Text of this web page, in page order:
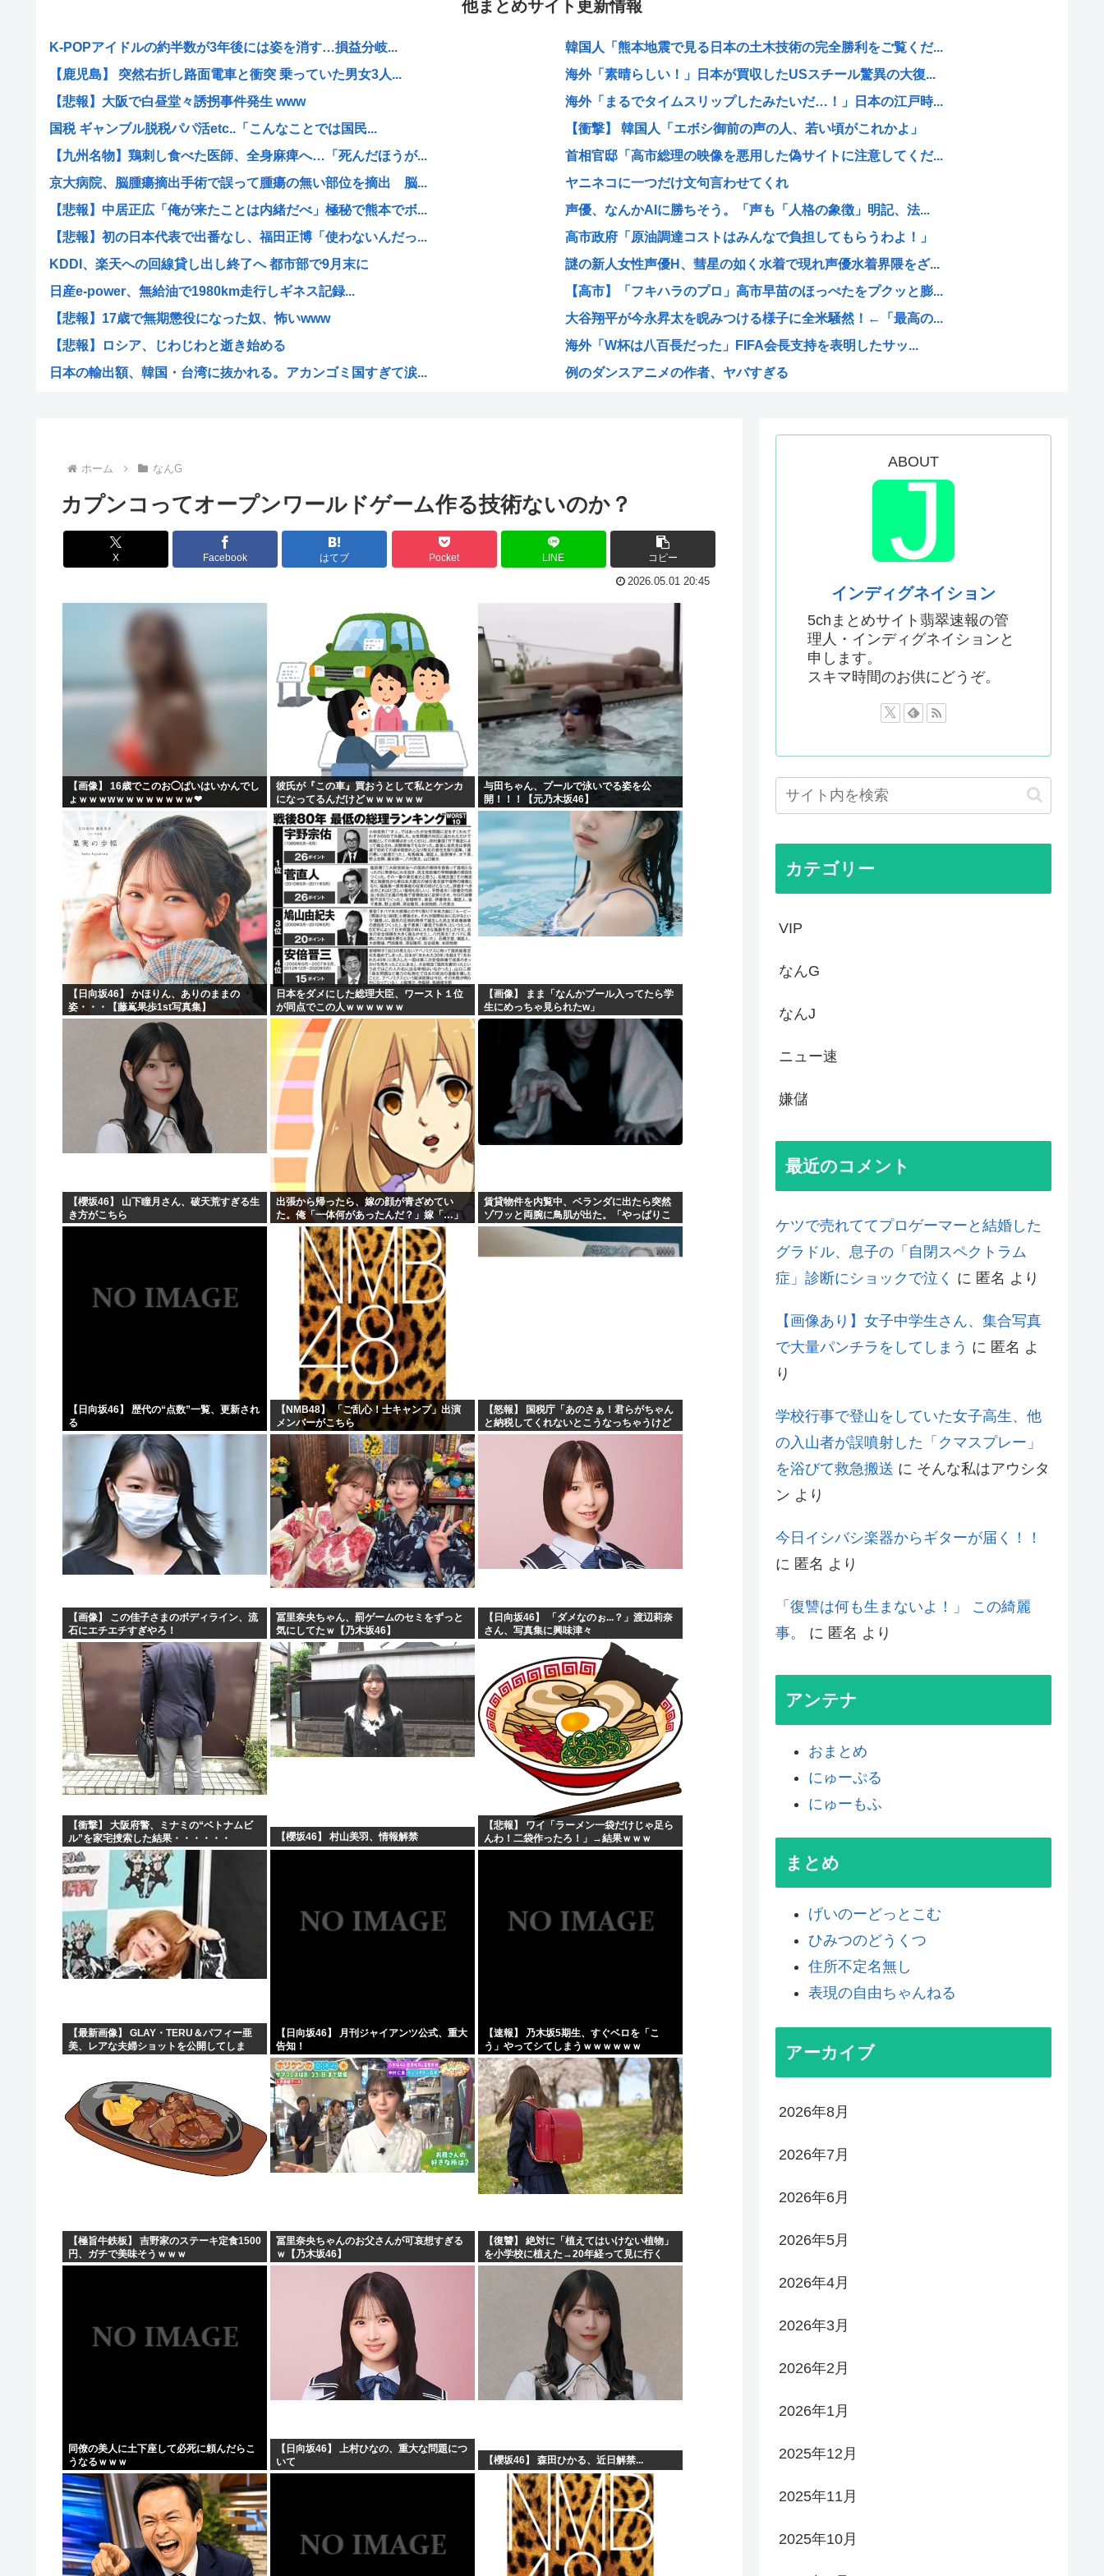
他まとめサイト更新情報
K-POPアイドルの約半数が3年後には姿を消す…損益分岐...
【鹿児島】 突然右折し路面電車と衝突 乗っていた男女3人...
【悲報】大阪で白昼堂々誘拐事件発生 www
国税 ギャンブル脱税パパ活etc..「こんなことでは国民...
【九州名物】鶏刺し食べた医師、全身麻痺へ…「死んだほうが...
京大病院、脳腫瘍摘出手術で誤って腫瘍の無い部位を摘出 脳...
【悲報】中居正広「俺が来たことは内緒だべ」極秘で熊本でボ...
【悲報】初の日本代表で出番なし、福田正博「使わないんだっ...
KDDI、楽天への回線貸し出し終了へ 都市部で9月末に
日産e-power、無給油で1980km走行しギネス記録...
【悲報】17歳で無期懲役になった奴、怖いwww
【悲報】ロシア、じわじわと逝き始める
日本の輸出額、韓国・台湾に抜かれる。アカンゴミ国すぎて涙...
【悲報】「米軍を粉砕しろ！」在韓米軍基地に突入した韓国学...
税務署員1億円超脱税疑い 詐取金で競艇か、国税当局
【動画あり】ミスイタリア地方予選、黒人女性が優勝し炎上
ショートスリーパーさん「寝たほうがいいのでは？」にブチギ...
トッモ「ワイ5年かけて500万貯めてん、これで焼き鳥屋や...
理容室経営て今から難しい？収入や資金、集客はどれくらい必...
高市早苗の消費税減税、93%が「賛成」www
首相官邸、"映え"を意識した高市首相熊本訪問の感動BGM...
【画像】女子高生さん、男に抱かれまくった結果www
【動画】 広島記念公園を追い出された左翼さん、流石にキモ...
【批判】ラノベ作家（52）「新作ラブコメ書いたぞ！ｗ」X...
落合博満の晩年の成績(1991-1998)、ギリ擁護でき...
韓国人「熊本地震で見る日本の土木技術の完全勝利をご覧くだ...
海外「素晴らしい！」日本が買収したUSスチール驚異の大復...
海外「まるでタイムスリップしたみたいだ…！」日本の江戸時...
【衝撃】 韓国人「エボシ御前の声の人、若い頃がこれかよ」
首相官邸「高市総理の映像を悪用した偽サイトに注意してくだ...
ヤニネコに一つだけ文句言わせてくれ
声優、なんかAIに勝ちそう。「声も「人格の象徴」明記、法...
高市政府「原油調達コストはみんなで負担してもらうわよ！」
謎の新人女性声優H、彗星の如く水着で現れ声優水着界隈をざ...
【高市】「フキハラのプロ」高市早苗のほっぺたをプクッと膨...
大谷翔平が今永昇太を睨みつける様子に全米騒然！←「最高の...
海外「W杯は八百長だった」FIFA会長支持を表明したサッ...
例のダンスアニメの作者、ヤバすぎる
国家情報局のスパイ通報フォーム、マイクロソフト365だっ...
ちいかわのモモンガ、逝きそう
韓国人「韓国に10年間の出場権剥奪や過去ワールドカップ、...
高市首相、出張マッサージへ
アキバ冥途戦争とかいうアニメwww
【高市】ゴラム(56歳)、女子中学生をナイフで脅し性的暴...
5ちゃんのどこでもいいけど、日本人の税金使って日本人批判...
海外「あるある！」日本を旅行した外国人が患う新たな症状「...
韓国が独自開発したと自慢する甘いトマト、実はそこら辺のト...
埼玉川越に突如として「モスク」が自生 外国人「自分たちは...
はっきり言う、プリキュア見た事ない
自民党、古謝玄太の推薦を決定 沖縄県知事選
【映画悲報】日本(ジャップ)の映画界、完全に終わる…現代...
ホーム なんG
カプンコってオープンワールドゲーム作る技術ないのか？
X Facebook はてブ Pocket LINE コピー
2026.05.01 20:45
【画像】 16歳でこのお◯ぱいはいかんでし
ょｗｗｗwｗｗｗｗｗｗｗｗ❤
彼氏が『この車』買おうとして私とケンカ
になってるんだけどｗｗｗｗｗｗ
与田ちゃん、プールで泳いでる姿を公
開！！！【元乃木坂46】
【日向坂46】 かほりん、ありのままの
姿・・・【藤嶌果歩1st写真集】
日本をダメにした総理大臣、ワースト１位
が同点でこの人ｗｗｗｗｗｗ
【画像】 まま「なんかプール入ってたら学
生にめっちゃ見られたw」
【櫻坂46】 山下瞳月さん、破天荒すぎる生
き方がこちら
出張から帰ったら、嫁の顔が青ざめてい
た。俺「一体何があったんだ？」嫁「…」
→子供たちに話を聞くと…
賃貸物件を内覧中、ベランダに出たら突然
ゾワッと両腕に鳥肌が出た。「やっぱりこ
の部屋嫌だ」と思った瞬間、体が前にドン
ッと突き飛ばされて…
【日向坂46】 歴代の“点数”一覧、更新され
る
【NMB48】 「ご乱心！士キャンプ」出演
メンバーがこちら
【怒報】 国税庁「あのさぁ！君らがちゃん
と納税してくれないとこうなっちゃうけど
どうする？！」←これw w w w w w w w
【画像】 この佳子さまのボディライン、流
石にエチエチすぎやろ！
冨里奈央ちゃん、罰ゲームのセミをずっと
気にしてたｗ【乃木坂46】
【日向坂46】 「ダメなのぉ...？」渡辺莉奈
さん、写真集に興味津々
【衝撃】 大阪府警、ミナミの“ベトナムビ
ル”を家宅捜索した結果・・・・・・
【櫻坂46】 村山美羽、情報解禁
【悲報】 ワイ「ラーメン一袋だけじゃ足ら
んわ！二袋作ったろ！」→結果ｗｗｗ
【最新画像】 GLAY・TERU＆パフィー亜
美、レアな夫婦ショットを公開してしま
【日向坂46】 月刊ジャイアンツ公式、重大
告知！
【速報】 乃木坂5期生、すぐベロを「こ
う」やってシてしまうｗｗｗｗｗｗ
【極旨牛鉄板】 吉野家のステーキ定食1500
円、ガチで美味そうｗｗｗ
冨里奈央ちゃんのお父さんが可哀想すぎる
ｗ【乃木坂46】
【復讐】 絶対に「植えてはいけない植物」
を小学校に植えた→20年経って見に行く
と…「！？」衝撃の光景が・・・
同僚の美人に土下座して必死に頼んだらこ
うなるｗｗｗ
【日向坂46】 上村ひなの、重大な問題につ
いて
【櫻坂46】 森田ひかる、近日解禁...
ABOUT
インディグネイション
5chまとめサイト翡翠速報の管
理人・インディグネイションと
申します。
スキマ時間のお供にどうぞ。
カテゴリー
VIP
なんG
なんJ
ニュー速
嫌儲
最近のコメント
ケツで売れててプロゲーマーと結婚した
グラドル、息子の「自閉スペクトラム
症」診断にショックで泣く に 匿名 より
【画像あり】女子中学生さん、集合写真
で大量パンチラをしてしまう に 匿名 よ
り
学校行事で登山をしていた女子高生、他
の入山者が誤噴射した「クマスプレー」
を浴びて救急搬送 に そんな私はアウシタ
ン より
今日イシバシ楽器からギターが届く！！
に 匿名 より
「復讐は何も生まないよ！」 この綺麗
事。
に 匿名 より
アンテナ
おまとめ
にゅーぷる
にゅーもふ
まとめ
げいのーどっとこむ
ひみつのどうくつ
住所不定名無し
表現の自由ちゃんねる
アーカイブ
2026年8月
2026年7月
2026年6月
2026年5月
2026年4月
2026年3月
2026年2月
2026年1月
2025年12月
2025年11月
2025年10月